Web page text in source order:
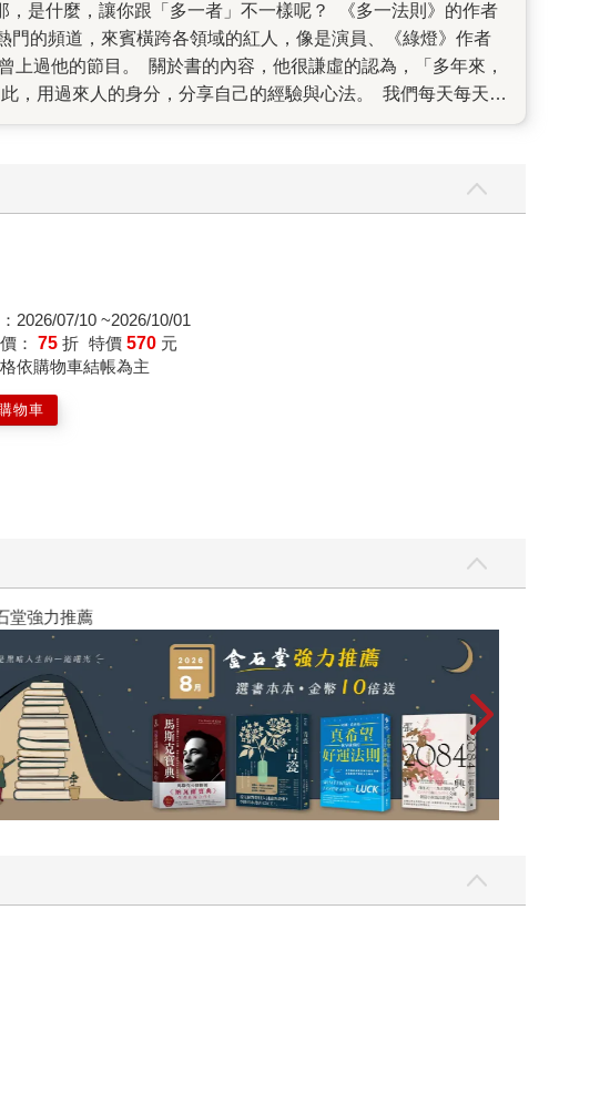
是什麼，讓你跟「多一者」不一樣呢？ 《多一法則》的作者
的頻道，來賓橫跨各領域的紅人，像是演員、《綠燈》作者
過他的節目。 關於書的內容，他很謙虛的認為，「多年來，
，用過來人的身分，分享自己的經驗與心法。 我們每天每天，
論結晶，有些看似老生常談，有些則是在某些既定基礎上進一
就是差在那個「多一」。 思考不可能，然後實現那個可能，有
2026/07/10 ~2026/10/01
： 75 折 特價 570 元
依購物車結帳為主
物車
力推薦